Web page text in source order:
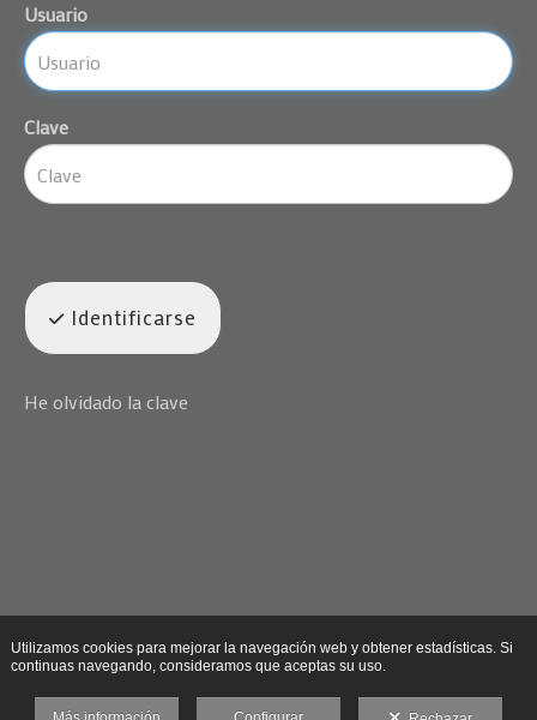
Usuario
Clave
Identificarse
He olvidado la clave
Utilizamos cookies para mejorar la navegación web y obtener estadísticas. Si
continuas navegando, consideramos que aceptas su uso.